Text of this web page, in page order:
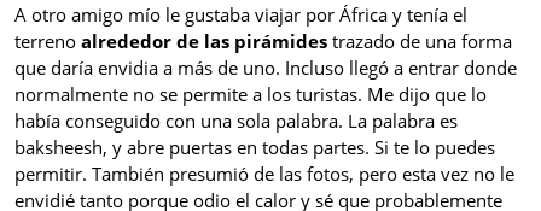
A otro amigo mío le gustaba viajar por África y tenía el
terreno alrededor de las pirámides trazado de una forma
que daría envidia a más de uno. Incluso llegó a entrar donde
normalmente no se permite a los turistas. Me dijo que lo
había conseguido con una sola palabra. La palabra es
baksheesh, y abre puertas en todas partes. Si te lo puedes
permitir. También presumió de las fotos, pero esta vez no le
envidié tanto porque odio el calor y sé que probablemente